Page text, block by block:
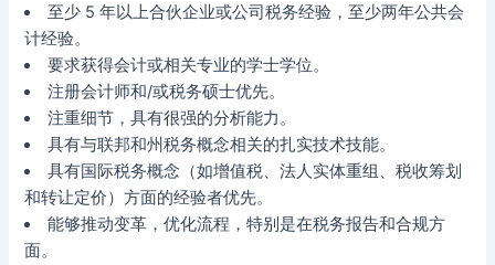
至少 5 年以上合伙企业或公司税务经验，至少两年公共会
计经验。
要求获得会计或相关专业的学士学位。
注册会计师和/或税务硕士优先。
注重细节，具有很强的分析能力。
具有与联邦和州税务概念相关的扎实技术技能。
具有国际税务概念（如增值税、法人实体重组、税收筹划
和转让定价）方面的经验者优先。
能够推动变革，优化流程，特别是在税务报告和合规方
面。